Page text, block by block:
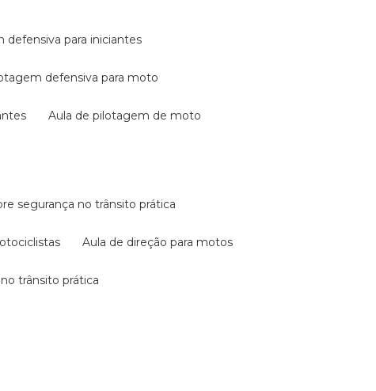
defensiva para iniciantes
defensiva para moto
aula de pilotagem de moto
segurança no trânsito prática
aula de direção para motos
no trânsito prática